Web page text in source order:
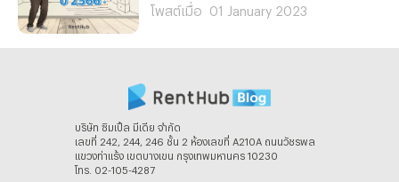
โพสต์เมื่อ 01 January 2023
บริษัท ซิมเปิ้ล มีเดีย จํากัด
เลขที่ 242, 244, 246 ชั้น 2 ห้องเลขที่ A210A ถนนวัชรพล
แขวงท่าแร้ง เขตบางเขน กรุงเทพมหานคร 10230
โทร. 02-105-4287